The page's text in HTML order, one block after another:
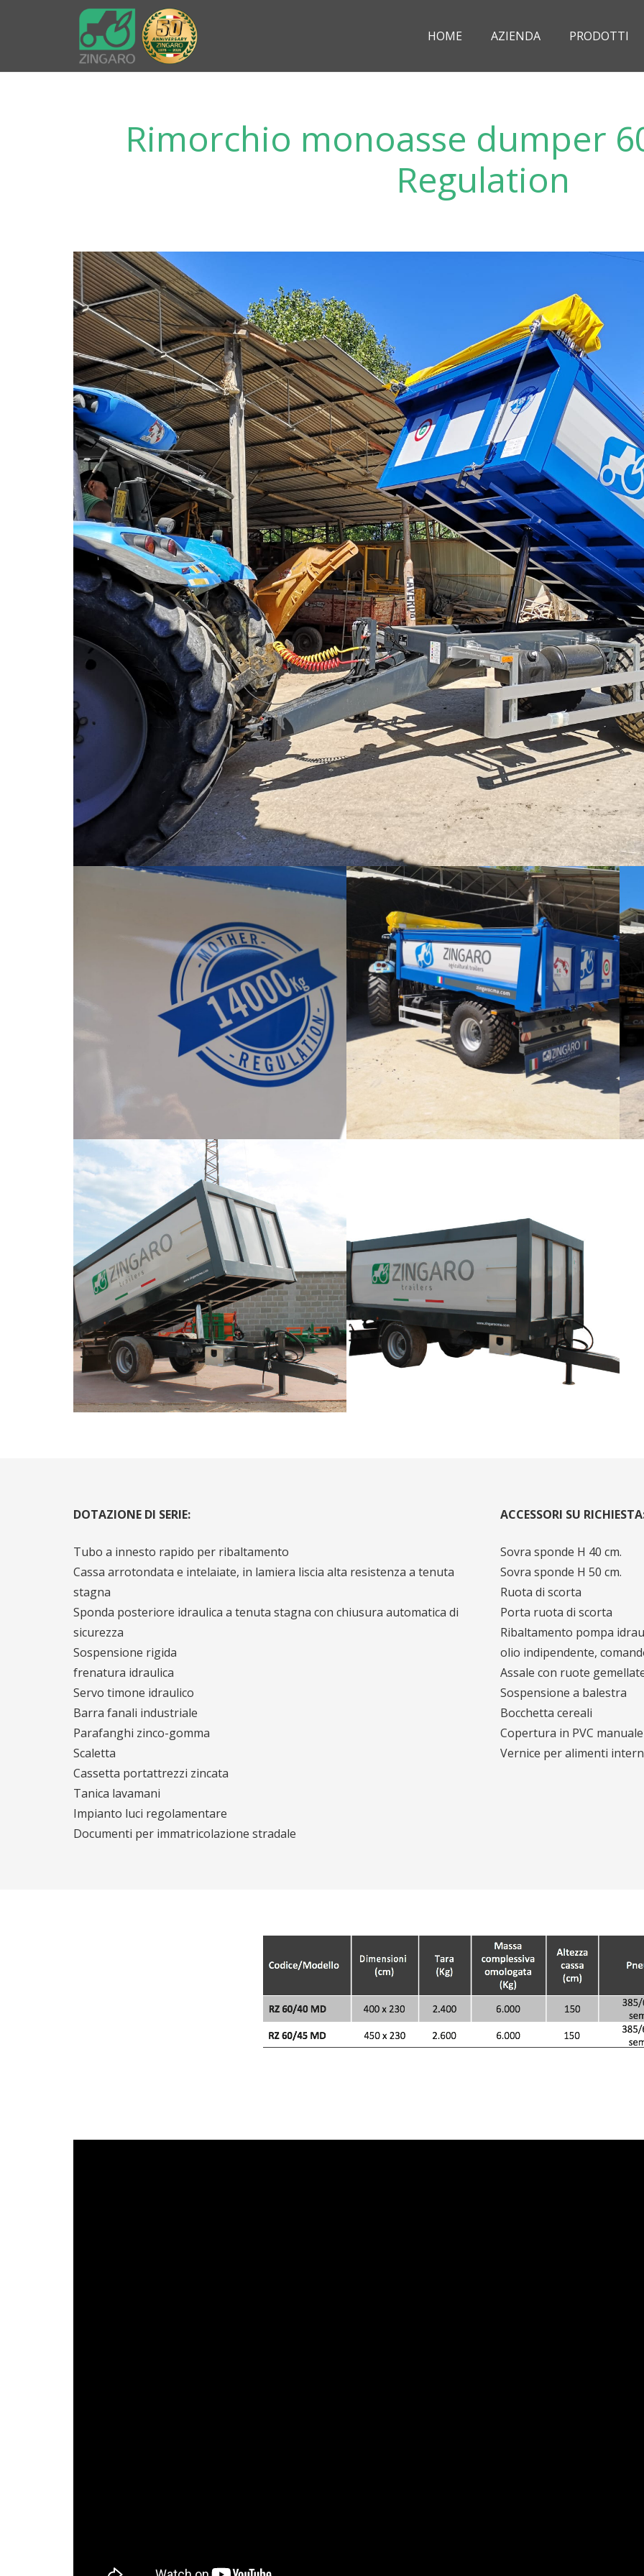
HOME AZIENDA PRODOTTI
Rimorchio monoasse dumper
Regulation
DOTAZIONE DI SERIE:
Tubo a innesto rapido per ribaltamento
Cassa arrotondata e intelaiate, in lamiera liscia alta resistenza a tenuta
stagna
Sponda posteriore idraulica a tenuta stagna con chiusura automatica di
sicurezza
Sospensione rigida
frenatura idraulica
Servo timone idraulico
Barra fanali industriale
Parafanghi zinco-gomma
Scaletta
Cassetta portattrezzi zincata
Tanica lavamani
Impianto luci regolamentare
Documenti per immatricolazione stradale
ACCESSORI SU
Sovra sponde H 40 cm.
Sovra sponde H 50 cm.
Ruota di scorta
Porta ruota di scorta
Ribaltamento pompa
olio indipendente,
Assale con ruote
Sospensione a balestra
Bocchetta cereali
Copertura in PVC manuale
Vernice per alimenti